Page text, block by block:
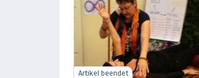
Artikel beendet